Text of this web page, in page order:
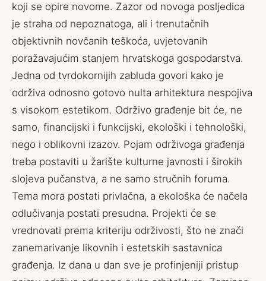
koji se opire novome. Zazor od novoga posljedica
je straha od nepoznatoga, ali i trenutačnih
objektivnih novčanih teškoća, uvjetovanih
poražavajućim stanjem hrvatskoga gospodarstva.
Jedna od tvrdokornijih zabluda govori kako je
održiva odnosno gotovo nulta arhitektura nespojiva
s visokom estetikom. Održivo građenje bit će, ne
samo, financijski i funkcijski, ekološki i tehnološki,
nego i oblikovni izazov. Pojam održivoga građenja
treba postaviti u žarište kulturne javnosti i širokih
slojeva pučanstva, a ne samo stručnih foruma.
Tema mora postati privlačna, a ekološka će načela
odlučivanja postati presudna. Projekti će se
vrednovati prema kriteriju održivosti, što ne znači
zanemarivanje likovnih i estetskih sastavnica
građenja. Iz dana u dan sve je profinjeniji pristup